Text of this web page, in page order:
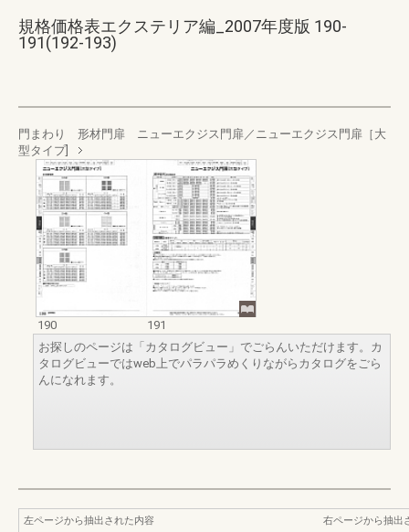
規格価格表エクステリア編_2007年度版 190-
191(192-193)
門まわり 形材門扉 ニューエクジス門扉／ニューエクジス門扉［大
型タイプ]
190
191
お探しのページは「カタログビュー」でごらんいただけます。カ
タログビューではweb上でパラパラめくりながらカタログをごら
んになれます。
左ページから抽出された内容
右ページから抽出